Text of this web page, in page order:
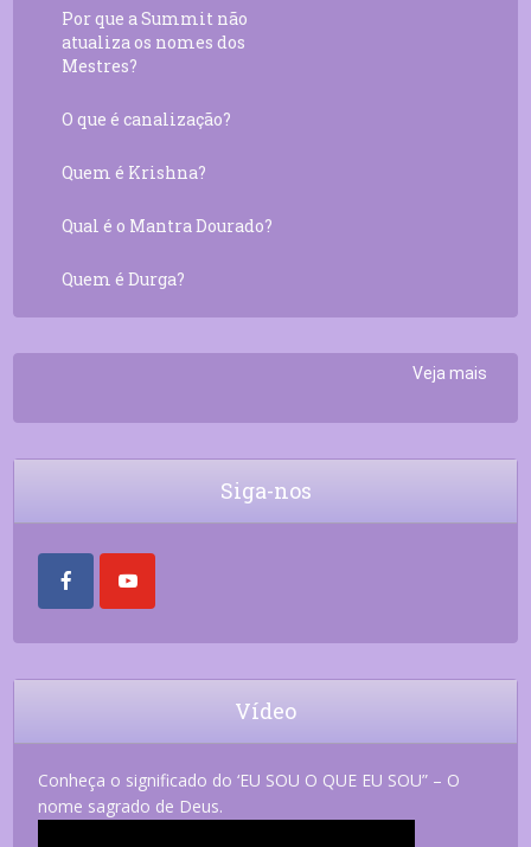
Por que a Summit não
atualiza os nomes dos
Mestres?
O que é canalização?
Quem é Krishna?
Qual é o Mantra Dourado?
Quem é Durga?
Veja mais
Siga-nos
Vídeo
Conheça o significado do ‘EU SOU O QUE EU SOU” – O
nome sagrado de Deus.